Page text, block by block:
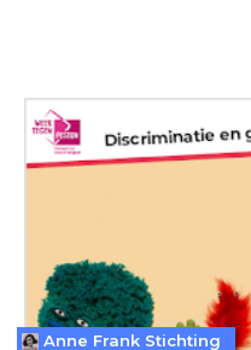
Anne Frank Stichting